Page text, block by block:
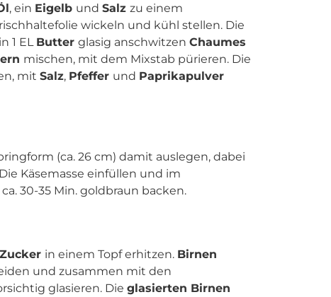
, ein Eigelb und Salz zu einem
wickeln und kühl stellen. Die
1 EL Butter glasig anschwitzen Chaumes
mischen, mit dem Mixstab pürieren. Die
mit Salz, Pfeffer und Paprikapulver
(ca. 26 cm) damit auslegen, dabei
Käsemasse einfüllen und im
30-35 Min. goldbraun backen.
Zucker in einem Topf erhitzen. Birnen
und zusammen mit den
glasieren. Die glasierten Birnen